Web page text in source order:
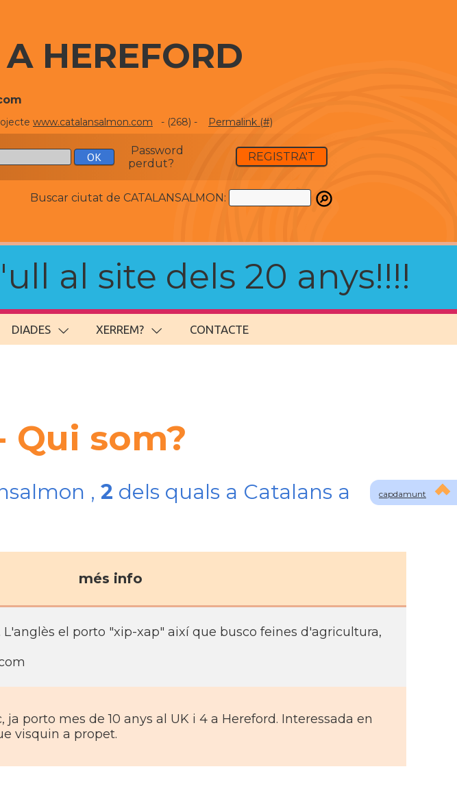
HEREFORD
www.catalansalmon.com - (268) - Permalink (#)
Password
perdut?
REGISTRA'T
Buscar ciutat de CATALANSALMON:
al site dels 20 anys!!!!
DIADES XERREM? CONTACTE
capdamunt
Qui som?
, 2 dels quals a Catalans a
més info
el porto "xip-xap" així­ que busco feines d'agricultura,
ja porto mes de 10 anys al UK i 4 a Hereford. Interessada en
visquin a propet.